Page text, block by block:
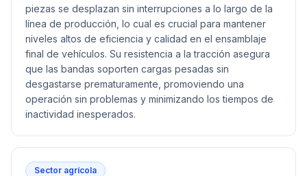
piezas se desplazan sin interrupciones a lo largo de la
línea de producción, lo cual es crucial para mantener
niveles altos de eficiencia y calidad en el ensamblaje
final de vehículos. Su resistencia a la tracción asegura
que las bandas soporten cargas pesadas sin
desgastarse prematuramente, promoviendo una
operación sin problemas y minimizando los tiempos de
inactividad inesperados.
Sector agrícola